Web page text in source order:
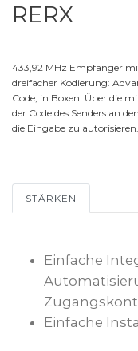
RERX
433,92 MHz Empfänger
dreifacher Kodierung:
Code, in Boxen. Über die
der Code des Senders an
die Eingabe zu autorisieren.
STÄRKEN
Einfache
Einfache